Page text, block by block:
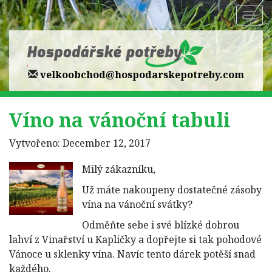
velkoobchod@hospodarskepotreby.com
Víno na vánoční tabuli
Vytvořeno: December 12, 2017
Milý zákazníku,
Už máte nakoupeny dostatečné zásoby
vína na vánoční svátky?
Odměňte sebe i své blízké dobrou
lahví z Vinařství u Kapličky a dopřejte si tak pohodové
Vánoce u sklenky vína. Navíc tento dárek potěší snad
každého.